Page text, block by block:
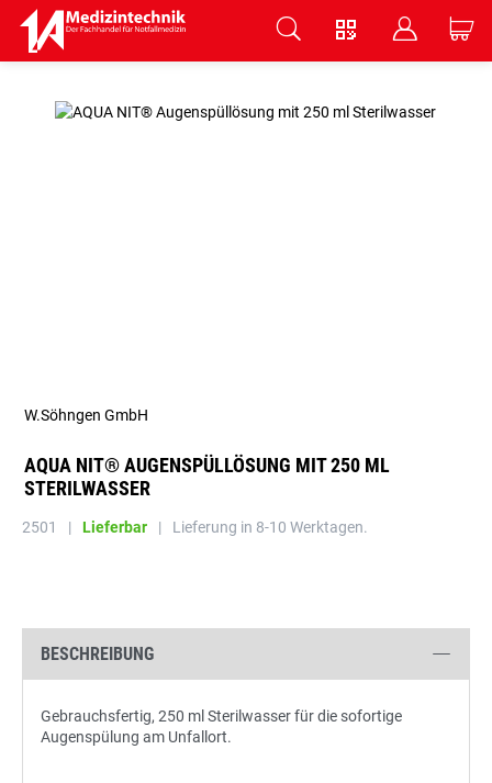
V B C
AQUA NIT® AUGENSPÜLLÖSUNG MIT 250 ML
STERILWASSER
W.Söhngen GmbH
2501 | Lieferbar | Lieferung in 8-10 Werktagen.
BESCHREIBUNG
Gebrauchsfertig, 250 ml Sterilwasser für die sofortige
Augenspülung am Unfallort.